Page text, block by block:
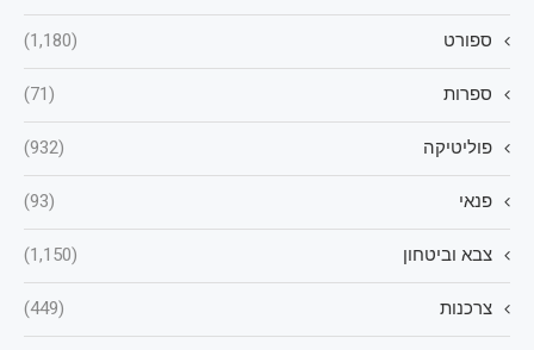
ספורט (1,180)
ספרות (71)
פוליטיקה (932)
פנאי (93)
צבא וביטחון (1,150)
צרכנות (449)